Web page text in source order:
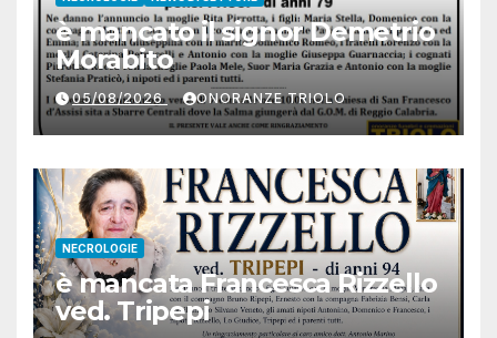
è mancato il signor Demetrio
Morabito
05/08/2026 ONORANZE TRIOLO
NECROLOGIE
è mancata Francesca Rizzello
ved. Tripepi